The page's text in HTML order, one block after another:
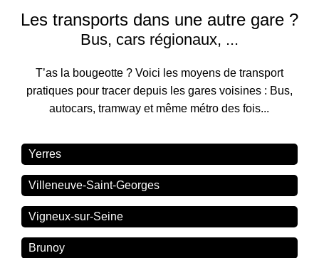
Les transports dans une autre gare ?
Bus, cars régionaux, ...
T’as la bougeotte ? Voici les moyens de transport
pratiques pour tracer depuis les gares voisines : Bus,
autocars, tramway et même métro des fois...
Yerres
Villeneuve-Saint-Georges
Vigneux-sur-Seine
Brunoy